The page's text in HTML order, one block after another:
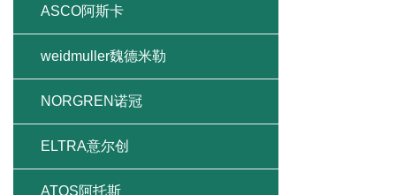
ASCO阿斯卡
weidmuller魏德米勒
NORGREN诺冠
ELTRA意尔创
ATOS阿托斯